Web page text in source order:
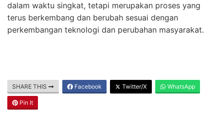
dalam waktu singkat, tetapi merupakan proses yang
terus berkembang dan berubah sesuai dengan
perkembangan teknologi dan perubahan masyarakat.
SHARE THIS Facebook Twitter/X WhatsApp
Pin It